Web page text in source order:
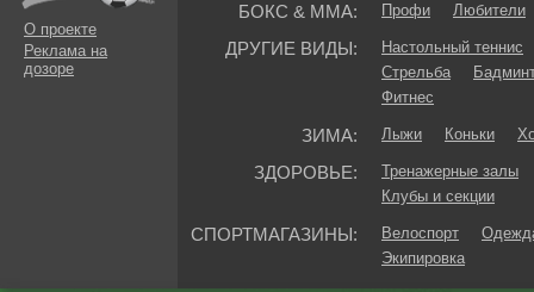
О проекте
Реклама на
дозоре
БОКС & ММА: Профи Любители
ДРУГИЕ ВИДЫ:
Настольный теннис
Стрельба
Фитнес
ЗИМА: Лыжи Коньки
ЗДОРОВЬЕ:
Тренажерные залы
Клубы и секции
СПОРТМАГАЗИНЫ: Велоспорт
Экипировка